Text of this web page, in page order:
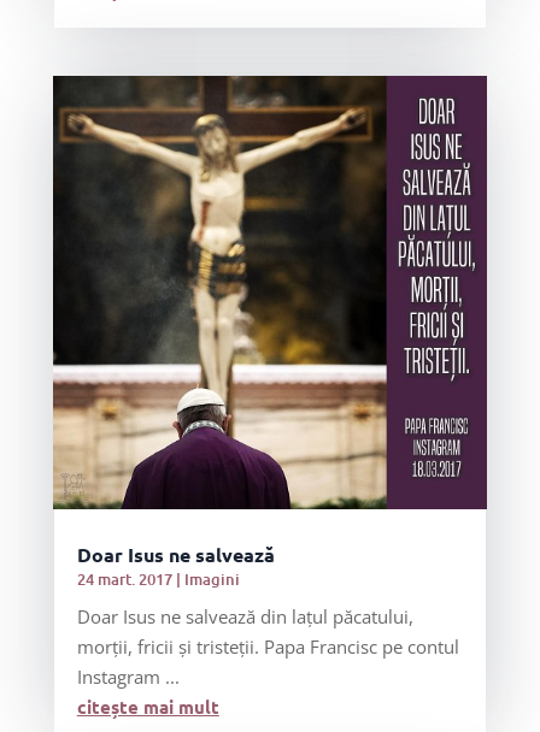
Doar Isus ne salvează
24 mart. 2017| Imagini
Doar Isus ne salvează din lațul păcatului,
morții, fricii și tristeții. Papa Francisc pe contul
Instagram ...
citește mai mult